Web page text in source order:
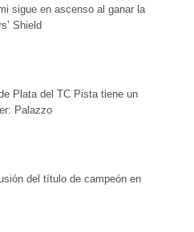
sigue en ascenso al ganar la
Shield
Plata del TC Pista tiene un
Palazzo
del título de campeón en